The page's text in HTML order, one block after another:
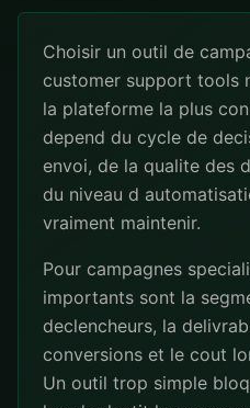
Choisir un outil de
customer support tools
la plateforme la plus
depend du cycle de
envoi, de la qualite des
du niveau d
vraiment maintenir.
Pour campagnes
importants sont la
declencheurs, la
conversions et le cout
Un outil trop simple